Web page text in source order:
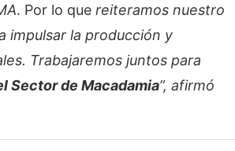
. Por lo que reiteramos nuestro
impulsar la producción y
Trabajaremos juntos para
Sector de Macadamia”, afirmó